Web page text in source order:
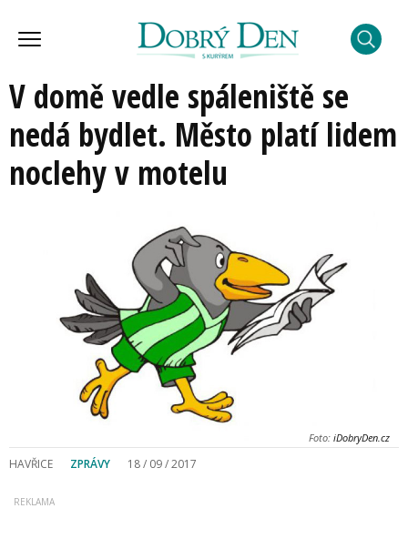
V domě vedle spáleniště se
nedá bydlet. Město platí lidem
noclehy v motelu
Foto: iDobryDen.cz
HAVŘICE ZPRÁVY 18 / 09 / 2017